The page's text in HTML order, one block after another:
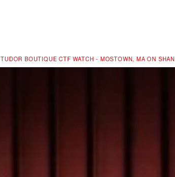
‭TUDOR BOUTIQUE CTF WATCH - MOSTOWN, MA ON SHAN‬